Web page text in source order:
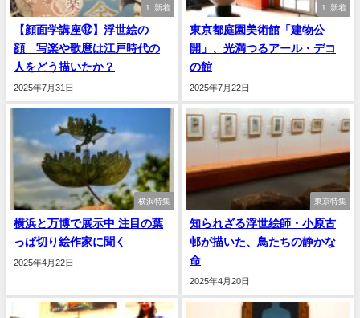
1. 新着
【顔面学講座㊷】浮世絵の
顔 写楽や歌麿は江戸時代の
人をどう描いたか？
2025年7月31日
1. 新着
東京都庭園美術館「建物公
開」、光満つるアール・デコ
の館
2025年7月22日
横浜特集
横浜と万博で展示中 注目の葉
っぱ切り絵作家に聞く
2025年4月22日
東京特集
知られざる浮世絵師・小原古
邨が描いた、鳥たちの静かな
命
2025年4月20日